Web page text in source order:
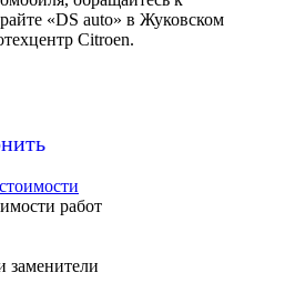
«DS auto» в Жуковском
Citroen.
работ
заменители